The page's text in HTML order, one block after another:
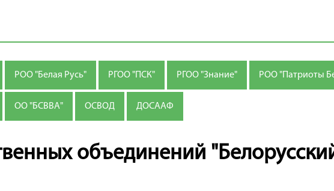
РОО "Белая Русь" РГОО "ПСК" РГОО "Знание" РОО "Патриоты
ОО "БСВВА" ОСВОД ДОСААФ
объединений